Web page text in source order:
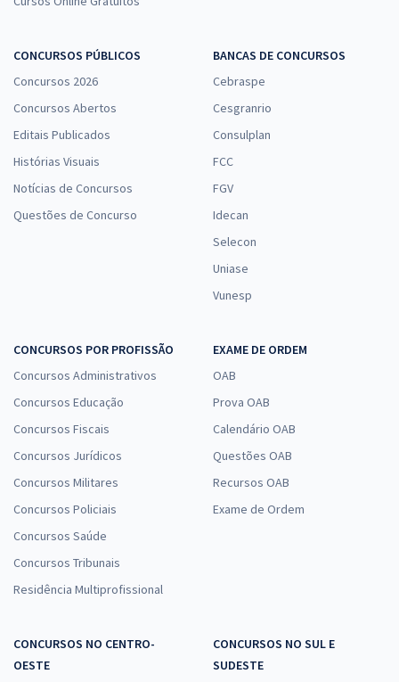
CONCURSOS PÚBLICOS
Concursos 2026
Concursos Abertos
Editais Publicados
Histórias Visuais
Notícias de Concursos
Questões de Concurso
BANCAS DE CONCURSOS
Cebraspe
Cesgranrio
Consulplan
FCC
FGV
Idecan
Selecon
Uniase
Vunesp
CONCURSOS POR PROFISSÃO
Concursos Administrativos
Concursos Educação
Concursos Fiscais
Concursos Jurídicos
Concursos Militares
Concursos Policiais
Concursos Saúde
Concursos Tribunais
Residência Multiprofissional
EXAME DE ORDEM
OAB
Prova OAB
Calendário OAB
Questões OAB
Recursos OAB
Exame de Ordem
CONCURSOS NO CENTRO-
OESTE
CONCURSOS NO SUL E
SUDESTE